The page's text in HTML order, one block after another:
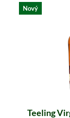
Nový
Teeling